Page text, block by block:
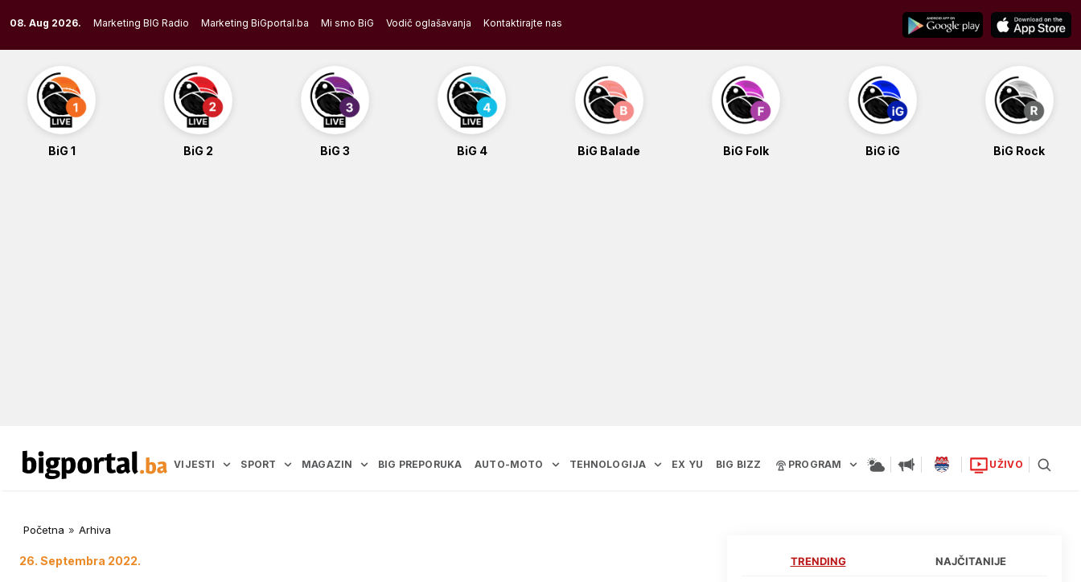
to
content
08. Aug 2026. Marketing BIG Radio Marketing BiGportal.ba Mi smo BiG Vodič oglašavanja Kontaktirajte nas
BiG 1 BiG 2 BiG 3 BiG 4 BiG Balade BiG Folk BiG iG BiG Rock
VIJESTI SPORT MAGAZIN BIG PREPORUKA AUTO-MOTO TEHNOLOGIJA EX YU BIG BIZZ PROGRAM UŽIVO
Početna » Arhiva
26. Septembra 2022. TRENDING NAJČITANIJE